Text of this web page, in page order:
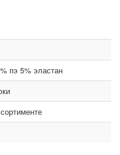
пэ 5% эластан